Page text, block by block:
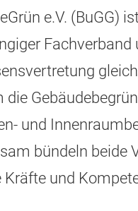
e.V. (BuGG)
Fachverband
die
und
bündeln beide
Kräfte und